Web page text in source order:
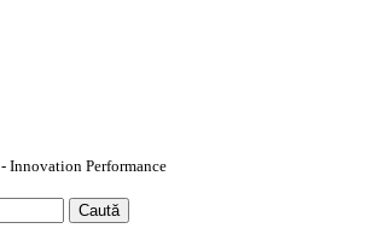
- Innovation Performance
Caută